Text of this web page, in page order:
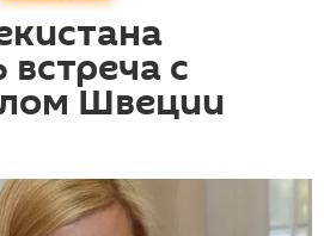
встреча с
Швеции